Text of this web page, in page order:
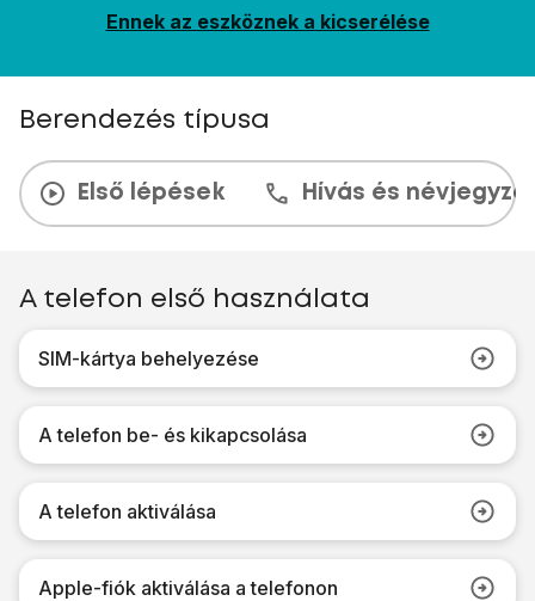
Ennek az eszköznek a kicserélése
Berendezés típusa
Első lépések Hívás és
A telefon első használata
SIM-kártya behelyezése
A telefon be- és kikapcsolása
A telefon aktiválása
Apple-fiók aktiválása a telefonon